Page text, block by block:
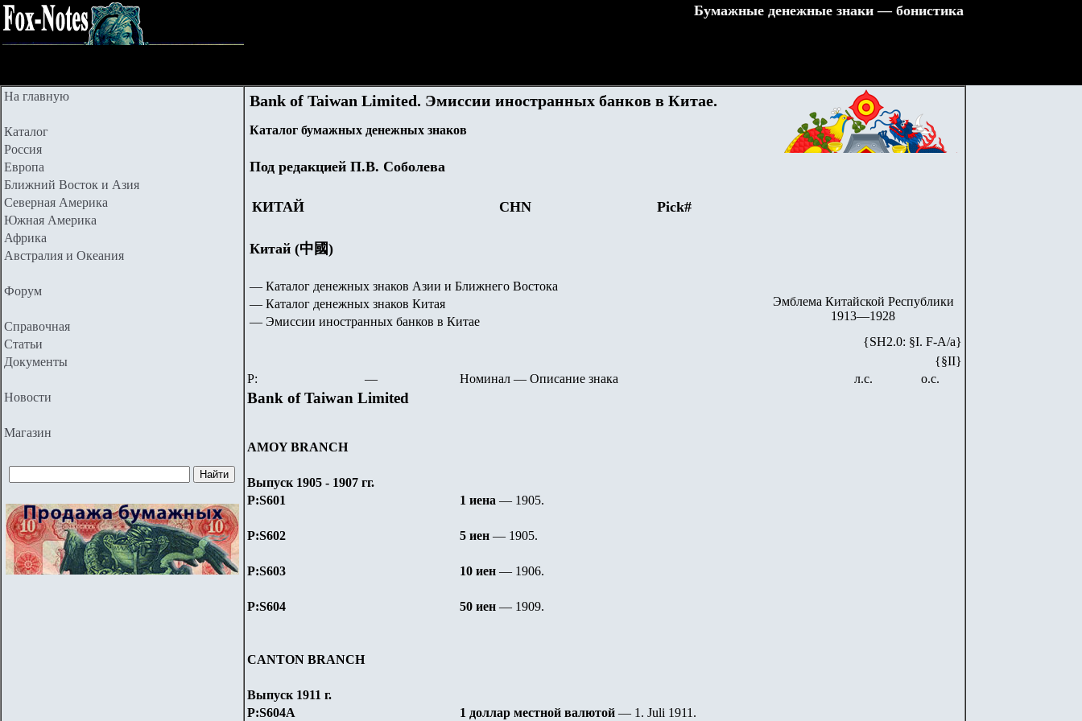
Бумажные денежные знаки — бонистика
На главную
Каталог
Россия
Европа
Ближний Восток и Азия
Северная Америка
Южная Америка
Африка
Австралия и Океания
Форум
Справочная
Статьи
Документы
Новости
Магазин
Bank of Taiwan Limited. Эмиссии иностранных банков в Китае.
Каталог бумажных денежных знаков
Под редакцией П.В. Соболева
КИТАЙ CHN Pick#
Китай (中國)
— Каталог денежных знаков Азии и Ближнего Востока
— Каталог денежных знаков Китая
— Эмиссии иностранных банков в Китае
Эмблема Китайской Республики
1913—1928
{SH2.0: §I. F-А/а}
{§II}
P: — Номинал — Описание знака л.с. о.с.
Bank of Taiwan Limited
AMOY BRANCH
Выпуск 1905 - 1907 гг.
P:S601
1 иена — 1905.
P:S602 5 иен — 1905.
P:S603 10 иен — 1906.
P:S604 50 иен — 1909.
CANTON BRANCH
Выпуск 1911 г.
P:S604A 1 доллар местной валютой — 1. Juli 1911.